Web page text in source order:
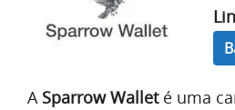
A Sparrow Walleté uma